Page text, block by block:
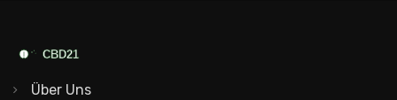
Über Uns